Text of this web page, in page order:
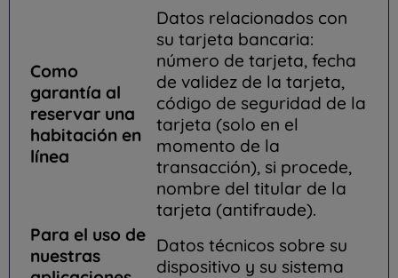
Como
garantía al
reservar una
habitación en
línea
Datos relacionados con
su tarjeta bancaria:
número de tarjeta, fecha
de validez de la tarjeta,
código de seguridad de la
tarjeta (solo en el
momento de la
transacción), si procede,
nombre del titular de la
tarjeta (antifraude).
Para el uso de
nuestras
Datos técnicos sobre su
dispositivo y su sistema